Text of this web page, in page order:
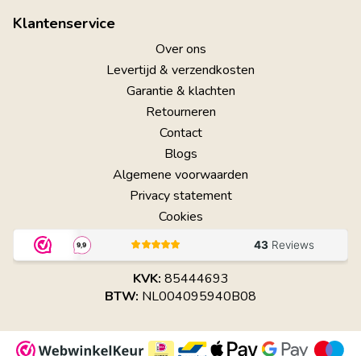
Klantenservice
Over ons
Levertijd & verzendkosten
Garantie & klachten
Retourneren
Contact
Blogs
Algemene voorwaarden
Privacy statement
Cookies
KVK: 85444693
BTW: NL004095940B08